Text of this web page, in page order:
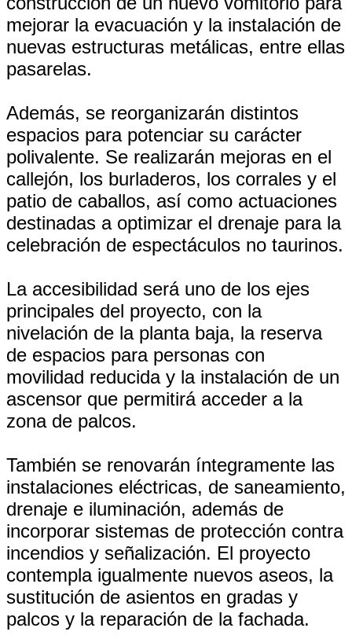
mejorar la evacuación y la instalación de
nuevas estructuras metálicas, entre ellas
pasarelas.
Además, se reorganizarán distintos
espacios para potenciar su carácter
polivalente. Se realizarán mejoras en el
callejón, los burladeros, los corrales y el
patio de caballos, así como actuaciones
destinadas a optimizar el drenaje para la
celebración de espectáculos no taurinos.
La accesibilidad será uno de los ejes
principales del proyecto, con la
nivelación de la planta baja, la reserva
de espacios para personas con
movilidad reducida y la instalación de un
ascensor que permitirá acceder a la
zona de palcos.
También se renovarán íntegramente las
instalaciones eléctricas, de saneamiento,
drenaje e iluminación, además de
incorporar sistemas de protección contra
incendios y señalización. El proyecto
contempla igualmente nuevos aseos, la
sustitución de asientos en gradas y
palcos y la reparación de la fachada.